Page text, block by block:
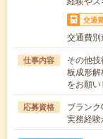
交通
交通費
仕事内容
その他技
板成形
をお願
応募資格
ブラン
実務経験